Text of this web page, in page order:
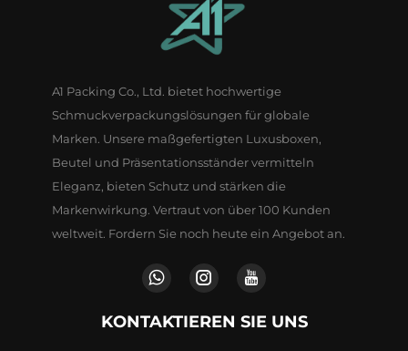
A1 Packing Co., Ltd. bietet hochwertige
Schmuckverpackungslösungen für globale
Marken. Unsere maßgefertigten Luxusboxen,
Beutel und Präsentationsständer vermitteln
Eleganz, bieten Schutz und stärken die
Markenwirkung. Vertraut von über 100 Kunden
weltweit. Fordern Sie noch heute ein Angebot an.
KONTAKTIEREN SIE UNS